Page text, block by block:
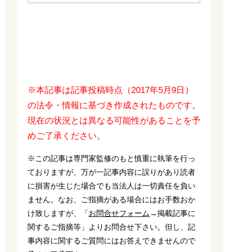
※本記事は記事投稿時点（2017年5月9日）
の法令・情報に基づき作成されたものです。
現在の状況とは異なる可能性があることを予
めご了承ください。
※この記事は専門家監修のもと慎重に執筆を行っ
ておりますが、万が一記事内容に誤りがあり読者
に損害が生じた場合でも当法人は一切責任を負い
ません。なお、ご指摘がある場合にはお手数おか
け致しますが、「お問合せフォーム →掲載記事に
関するご指摘等」よりお問合せ下さい。但し、記
事内容に関するご質問にはお答えできませんので